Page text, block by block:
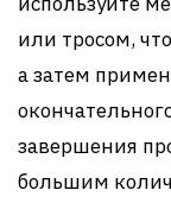
или тросом,
а затем
завершения
большим